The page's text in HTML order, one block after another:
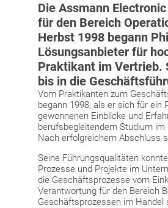
Die Assmann
für den Bereich
Herbst 1998 begann
Lösungsanbieter für
Praktikant im Vertrieb.
bis in die
Vom Praktikanten zum
begann 1998, als er sich für
gewonnenen Einblicke und
berufsbegleitendem Studium
Nach erfolgreichem Abschluss
Seine Führungsqualitäten
Prozesse und Projekte im
die Geschäftsprozesse vom
Verantwortung für den Bereich
Geschäftsprozessen im